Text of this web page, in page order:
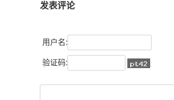
发表评论
用户名:
验证码: